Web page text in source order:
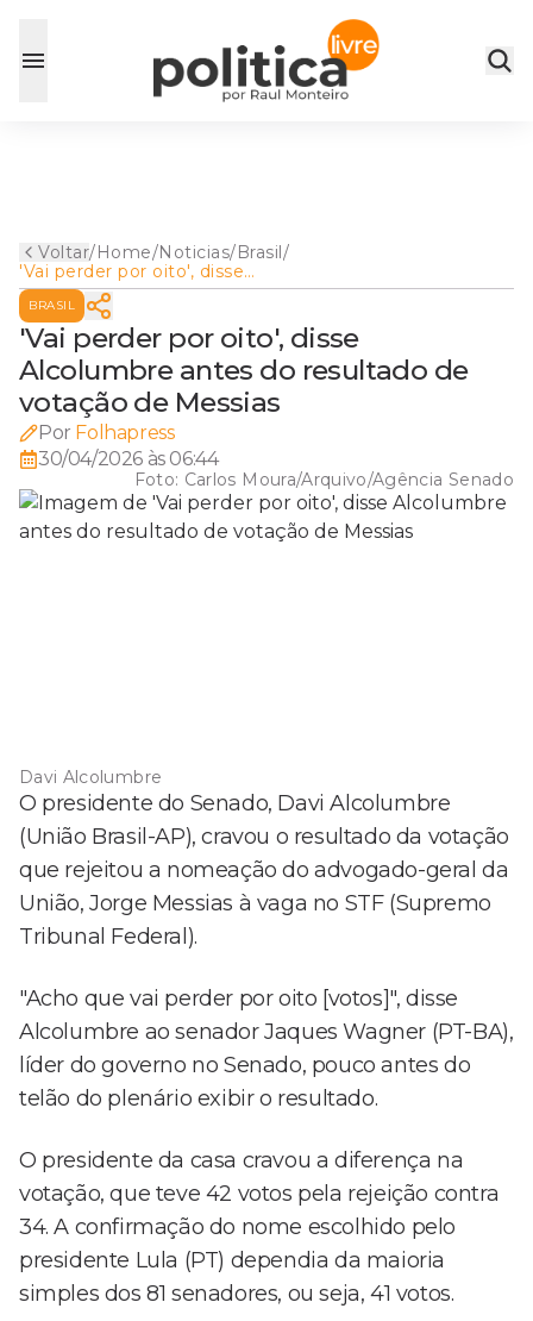
Voltar/Home/Noticias/Brasil/
'Vai perder por oito', disse
Alcolumbre antes do
resultado de votação de
Messias
BRASIL
'Vai perder por oito', disse
Alcolumbre antes do resultado de
votação de Messias
Por Folhapress
30/04/2026 às 06:44
Foto: Carlos Moura/Arquivo/Agência Senado
Davi Alcolumbre
O presidente do Senado, Davi Alcolumbre
(União Brasil-AP), cravou o resultado da votação
que rejeitou a nomeação do advogado-geral da
União, Jorge Messias à vaga no STF (Supremo
Tribunal Federal).
"Acho que vai perder por oito [votos]", disse
Alcolumbre ao senador Jaques Wagner (PT-BA),
líder do governo no Senado, pouco antes do
telão do plenário exibir o resultado.
O presidente da casa cravou a diferença na
votação, que teve 42 votos pela rejeição contra
34. A confirmação do nome escolhido pelo
presidente Lula (PT) dependia da maioria
simples dos 81 senadores, ou seja, 41 votos.